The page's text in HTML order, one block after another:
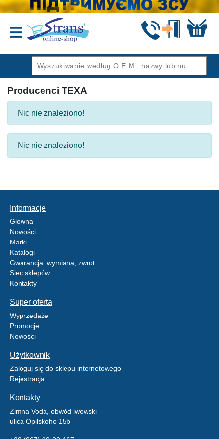
Producenci TEXA
Nic nie znaleziono!
Nic nie znaleziono!
Informacje
Glowna
Nowości
Marki
Katalogi
Gwarancja, wymiana, zwrot
Sieć sklepów
Kontakty
Super oferta
Wyprzedaże
Promocje
Nowości
Użytkownik
Zaloguj się do sklepu internetowego
Rejestracja
Kontakty
Zimna Voda, obwód lwowski
ulica Opilskoho 15b